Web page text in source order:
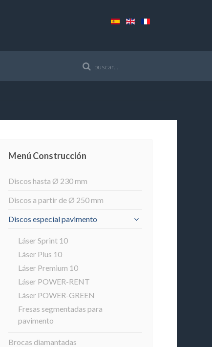
Menú Construcción
Discos hasta Ø 230 mm
Discos a partir de Ø 250 mm
Discos especial pavimento
Láser Sprint 10
Láser Plus 10
Láser Premium 10
Láser POWER-RENT
Láser POWER-GREEN
Fresas segmentadas para
pavimento
Brocas diamantadas